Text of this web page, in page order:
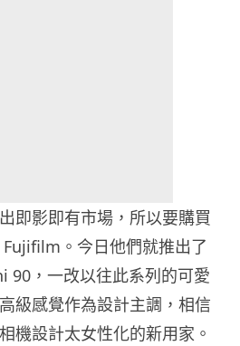
即影即有市場，所以要購買
。今日他們就推出了
90，一改以往此系列的可愛
級感覺作為設計主調，相信
機設計太女性化的新用家。